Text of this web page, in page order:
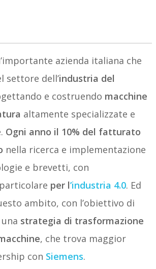
azienda italiana che
settore dell’industria del
e costruendo macchine
altamente specializzate e
Ogni anno il 10% del fatturato
nella ricerca e implementazione
e brevetti, con
per l’industria 4.0. Ed
ambito, con l’obiettivo di
strategia di trasformazione
, che trova maggior
con Siemens.